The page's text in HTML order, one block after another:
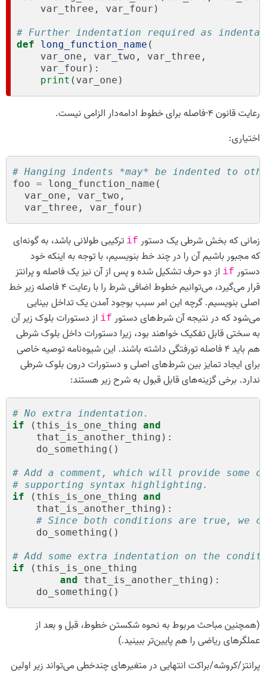
var_three , var_four )
# Further indentation required as
def
long_function_name (
var_one , var_two , var_three ,
var_four ):
print ( var_one )
رعایت قانون ۴-فاصله برای خطوط ادامه‌دار الزامی نیست.
اختیاری:
# Hanging indents *may* be indented to
foo = long_function_name (
var_one , var_two ,
var_three , var_four )
زمانی که بخش شرطی یک دستور if ترکیبی طولانی باشد، به گونه‌ای
که مجبور باشیم آن را در چند خط بنویسیم، با توجه به اینکه خود
دستور if از دو حرف تشکیل شده و پس از آن نیز یک فاصله و پرانتز
قرار می‌گیرد، می‌توانیم خطوط اضافی شرط را با رعایت ۴ فاصله زیر خط
اصلی بنویسیم. گرچه این امر سبب بوجود آمدن یک تداخل بینایی
می‌شود که در نتیجه آن شرط‌های دستور if از دستورات بلوک زیر آن
به سختی قابل تفکیک خواهند بود، زیرا دستورات داخل بلوک شرطی
هم باید ۴ فاصله تورفتگی داشته باشند. این شیوه‌نامه توصیه خاصی
برای ایجاد تمایز بین شرط‌های اصلی و دستورات درون بلوک شرطی
ندارد. برخی گزینه‌های قابل قبول به شرح زیر هستند:
# No extra indentation.
if
( this_is_one_thing and
that_is_another_thing ):
do_something ()
# Add a comment, which will provide
# supporting syntax highlighting.
if
( this_is_one_thing and
that_is_another_thing ):
# Since both conditions are true, we
do_something ()
# Add some extra indentation on the
if
( this_is_one_thing
and
that_is_another_thing ):
do_something ()
(همچنین مباحث مربوط به نحوه شکستن خطوط، قبل و بعد از
عملگرهای ریاضی را هم پایین‌تر ببینید.)
پرانتز/کروشه/براکت انتهایی در متغیرهای چندخطی می‌تواند زیر اولین